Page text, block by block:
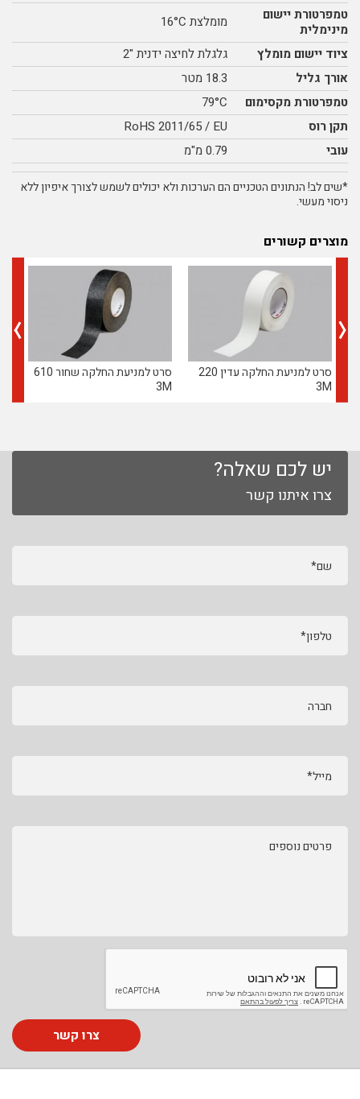
טמפרטורת יישום
מינימלית
מומלצת 16°C
ציוד יישום מומלץ
גלגלת לחיצה ידנית "2
אורך גליל
18.3 מטר
טמפרטורת מקסימום
79°C
תקן רוס
RoHS 2011/65 / EU
עובי
0.79 מ"מ
*שים לב! הנתונים הטכניים הם הערכות ולא יכולים לשמש לצורך איפיון ללא
ניסוי מעשי.
מוצרים קשורים
סרט למניעת החלקה עדין 220
3M
סרט למניעת החלקה שחור 610
3M
יש לכם שאלה?
צרו איתנו קשר
שם*
טלפון*
חברה
מייל*
פרטים נוספים
צרו קשר